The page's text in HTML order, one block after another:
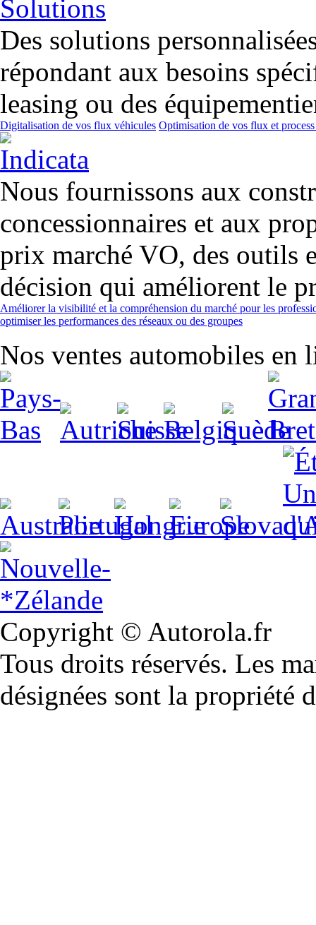
Des solutions
répondant aux besoins
leasing ou des
Digitalisation de vos flux véhicules Optimisation de vos flux et
Nous fournissons aux
concessionnaires et aux
prix marché VO, des outils
décision qui améliorent le
Améliorer la visibilité et la compréhension du marché pour les
optimiser les performances des réseaux ou des groupes
Nos ventes automobiles
Copyright © Autorola.fr
Tous droits réservés. Les
désignées sont la propriété